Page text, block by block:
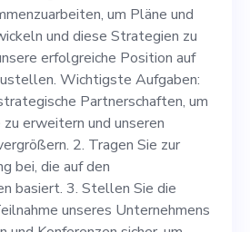
verwirklichen,
erfolgreiche
dem Markt
um Pläne und
und diese Strategien zu
erfolgreiche Position auf
Wichtigste Aufgaben:
Partnerschaften, um
erweitern und unseren
2. Tragen Sie zur
bei, die auf den
basiert. 3. Stellen Sie die
unseres Unternehmens